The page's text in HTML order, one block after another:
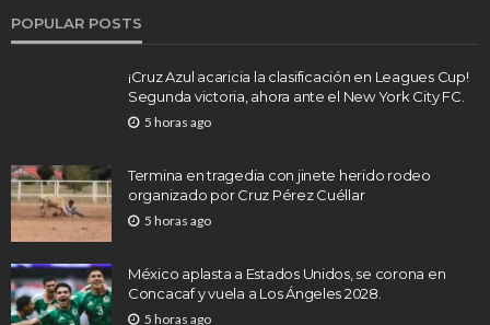
POPULAR POSTS
¡Cruz Azul acaricia la clasificación en Leagues Cup!
Segunda victoria, ahora ante el New York City FC.
5 horas ago
Termina en tragedia con jinete herido rodeo
organizado por Cruz Pérez Cuéllar
5 horas ago
México aplasta a Estados Unidos, se corona en
Concacaf y vuela a Los Ángeles 2028.
5 horas ago